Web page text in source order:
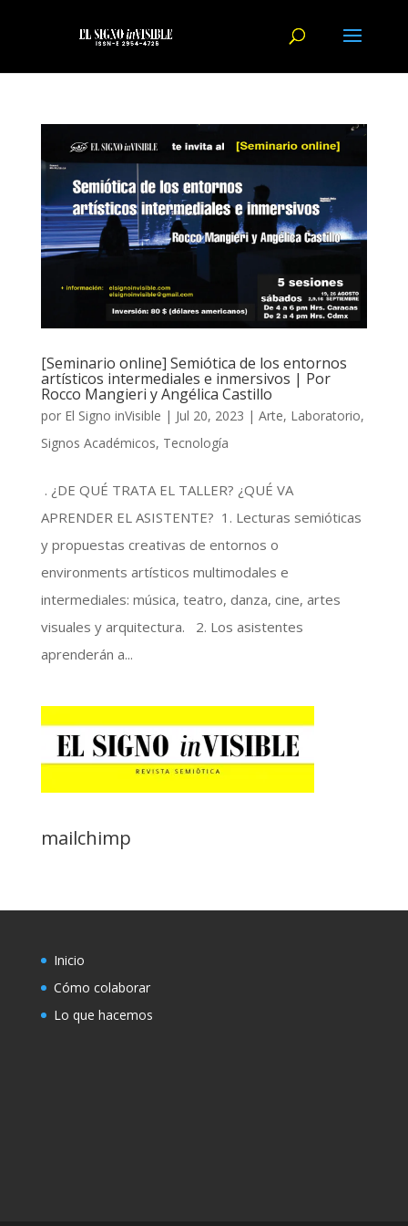
[Seminario online] Semiótica de los entornos
artísticos intermediales e inmersivos | Por
Rocco Mangieri y Angélica Castillo
por El Signo inVisible | Jul 20, 2023 | Arte, Laboratorio,
Signos Académicos, Tecnología
. ¿DE QUÉ TRATA EL TALLER? ¿QUÉ VA
APRENDER EL ASISTENTE? 1. Lecturas semióticas
y propuestas creativas de entornos o
environments artísticos multimodales e
intermediales: música, teatro, danza, cine, artes
visuales y arquitectura. 2. Los asistentes
aprenderán a...
mailchimp
Inicio
Cómo colaborar
Lo que hacemos